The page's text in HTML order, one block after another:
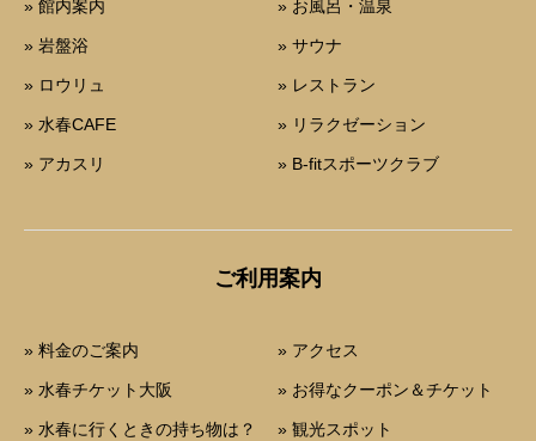
» 館内案内 » お風呂・温泉
» 岩盤浴 » サウナ
» ロウリュ » レストラン
» 水春CAFE » リラクゼーション
» アカスリ » B-fitスポーツクラブ
ご利用案内
» 料金のご案内 » アクセス
» 水春チケット大阪 » お得なクーポン＆チケット
» 水春に行くときの持ち物は？ » 観光スポット